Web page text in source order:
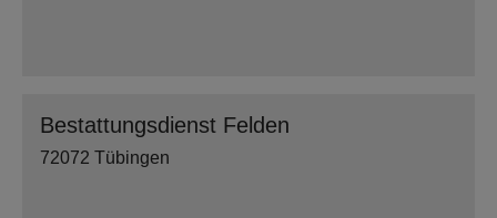
Bestattungsdienst Felden
72072 Tübingen